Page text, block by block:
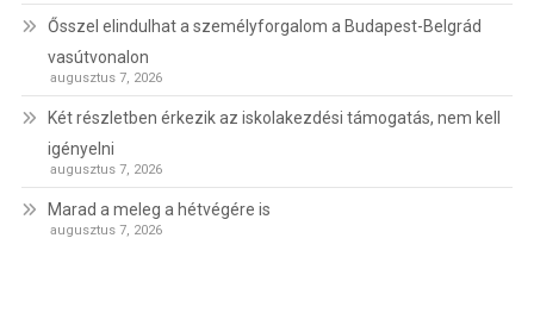
Ősszel elindulhat a személyforgalom a Budapest-Belgrád
vasútvonalon
augusztus 7, 2026
Két részletben érkezik az iskolakezdési támogatás, nem kell
igényelni
augusztus 7, 2026
Marad a meleg a hétvégére is
augusztus 7, 2026